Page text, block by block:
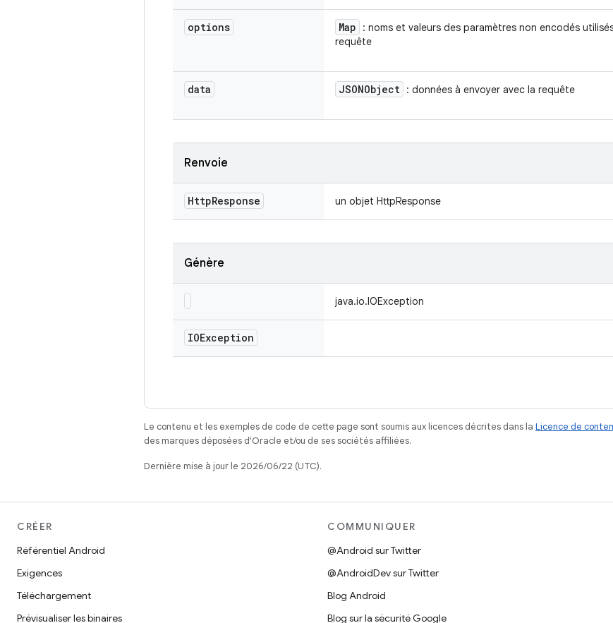
options Map
: noms et valeurs des paramètres non encodés
requête
data JSONObject : données à envoyer avec la requête
Renvoie
HttpResponse un objet HttpResponse
Génère
java.io.IOException
IOException
Le contenu et les exemples de code de cette page sont soumis aux licences décrites dans la Licence de
des marques déposées d'Oracle et/ou de ses sociétés affiliées.
Dernière mise à jour le 2026/06/22 (UTC).
CRÉER
Référentiel Android
Exigences
Téléchargement
Prévisualiser les binaires
COMMUNIQUER
@Android sur Twitter
@AndroidDev sur Twitter
Blog Android
Blog sur la sécurité Google